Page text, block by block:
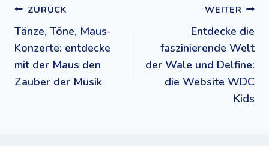
Beitragsnavigation
ZURÜCK
Tänze, Töne, Maus-
Konzerte: entdecke
mit der Maus den
Zauber der Musik
WEITER
Entdecke die
faszinierende Welt
der Wale und Delfine:
die Website WDC
Kids